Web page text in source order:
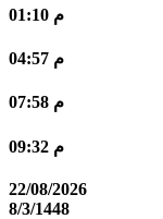
01:10 م
04:57 م
07:58 م
09:32 م
22/08/2026
8/3/1448